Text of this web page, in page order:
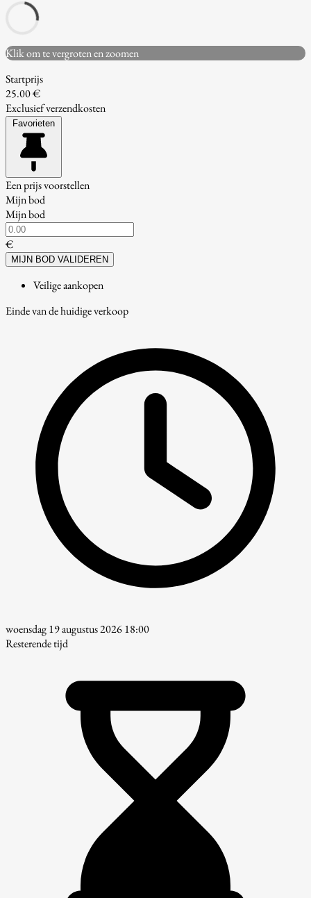
Klik om te vergroten en zoomen
Startprijs
25.00 €
Exclusief verzendkosten
Favorieten
Een prijs voorstellen
Mijn bod
Mijn bod
€
MIJN BOD VALIDEREN
Veilige aankopen
Einde van de huidige verkoop
woensdag 19 augustus 2026 18:00
Resterende tijd